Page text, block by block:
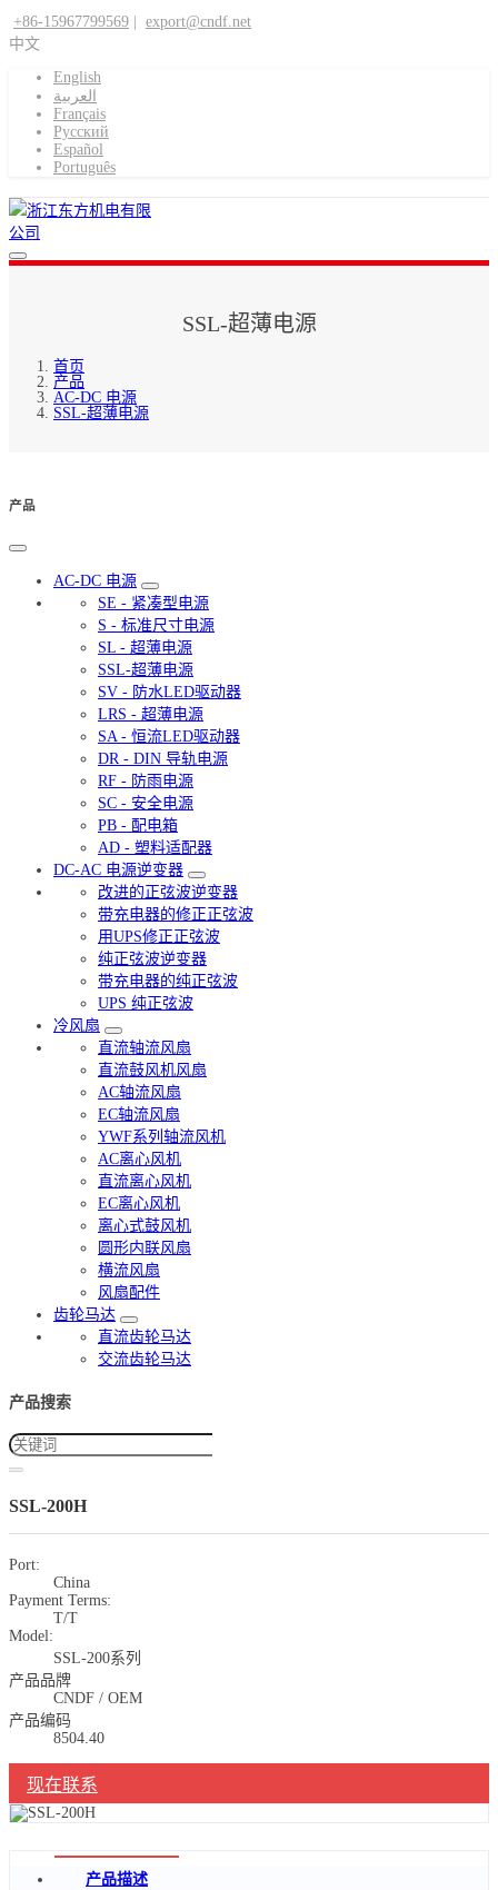
+86-15967799569
export@cndf.net
中文
English
العربية
Français
Pусский
Español
Português
SSL-超薄电源
首页
产品
AC-DC 电源
SSL-超薄电源
产品
AC-DC 电源
SE - 紧凑型电源
S - 标准尺寸电源
SL - 超薄电源
SSL-超薄电源
SV - 防水LED驱动器
LRS - 超薄电源
SA - 恒流LED驱动器
DR - DIN 导轨电源
RF - 防雨电源
SC - 安全电源
PB - 配电箱
AD - 塑料适配器
DC-AC 电源逆变器
改进的正弦波逆变器
带充电器的修正正弦波
用UPS修正正弦波
纯正弦波逆变器
带充电器的纯正弦波
UPS 纯正弦波
冷风扇
直流轴流风扇
直流鼓风机风扇
AC轴流风扇
EC轴流风扇
YWF系列轴流风机
AC离心风机
直流离心风机
EC离心风机
离心式鼓风机
圆形内联风扇
横流风扇
风扇配件
齿轮马达
直流齿轮马达
交流齿轮马达
产品搜索
SSL-200H
Port:
China
Payment Terms:
T/T
Model:
SSL-200系列
产品品牌
CNDF / OEM
产品编码
8504.40
现在联系
产品描述